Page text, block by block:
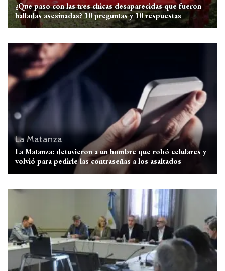
¿Que paso con las tres chicas desaparecidas que fueron
halladas asesinadas? 10 preguntas y 10 respuestas
La Matanza
La Matanza: detuvieron a un hombre que robó celulares y
volvió para pedirle las contraseñas a los asaltados